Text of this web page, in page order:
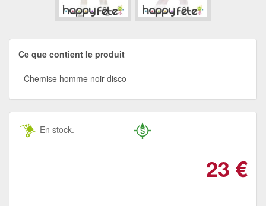
Ce que contient le produit
Chemise homme noir disco
En stock.
23 €